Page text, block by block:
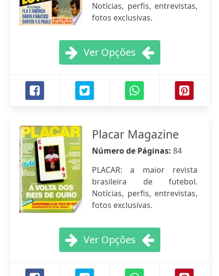
Notícias, perfis, entrevistas,
fotos exclusivas.
Ver Opções
Placar Magazine
Número de Páginas: 84
PLACAR: a maior revista
brasileira de futebol.
Notícias, perfis, entrevistas,
fotos exclusivas.
Ver Opções